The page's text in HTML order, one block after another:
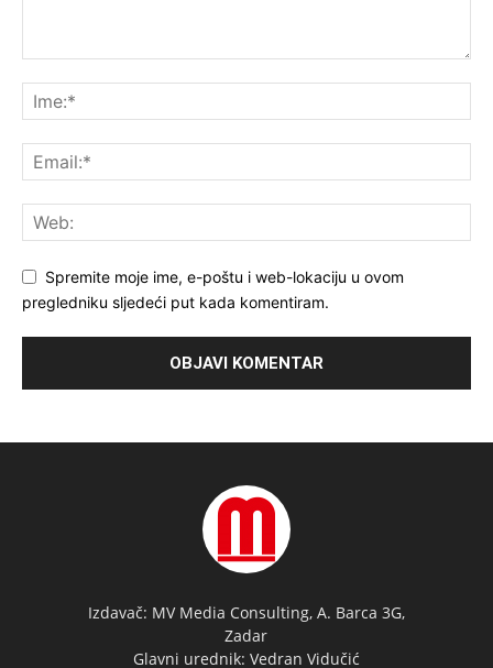
Spremite moje ime, e-poštu i web-lokaciju u ovom
pregledniku sljedeći put kada komentiram.
Izdavač: MV Media Consulting, A. Barca 3G,
Zadar
Glavni urednik: Vedran Vidučić